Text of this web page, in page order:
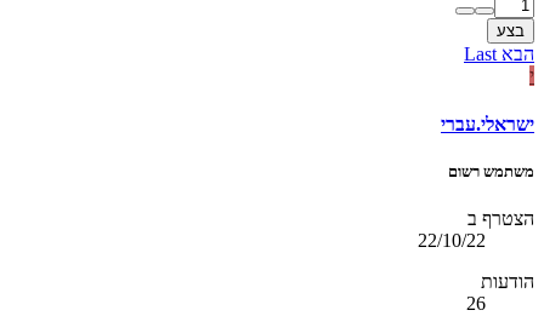
בצע
הבא Last
י
ישראלי.עברי
משתמש רשום
הצטרף ב
22/10/22
הודעות
26